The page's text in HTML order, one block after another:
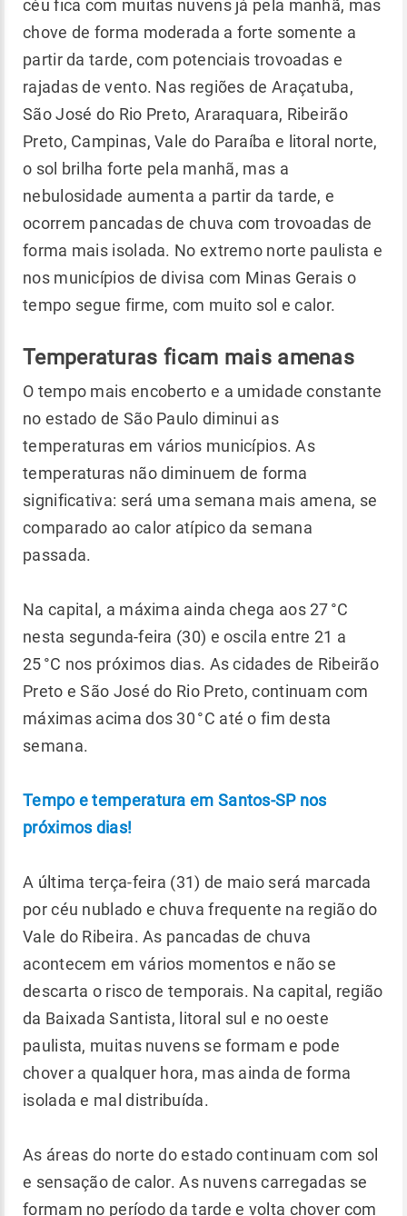
céu fica com muitas nuvens já pela manhã, mas
chove de forma moderada a forte somente a
partir da tarde, com potenciais trovoadas e
rajadas de vento. Nas regiões de Araçatuba,
São José do Rio Preto, Araraquara, Ribeirão
Preto, Campinas, Vale do Paraíba e litoral norte,
o sol brilha forte pela manhã, mas a
nebulosidade aumenta a partir da tarde, e
ocorrem pancadas de chuva com trovoadas de
forma mais isolada. No extremo norte paulista e
nos municípios de divisa com Minas Gerais o
tempo segue firme, com muito sol e calor.
Temperaturas ficam mais amenas
O tempo mais encoberto e a umidade constante
no estado de São Paulo diminui as
temperaturas em vários municípios. As
temperaturas não diminuem de forma
significativa: será uma semana mais amena, se
comparado ao calor atípico da semana
passada.
Na capital, a máxima ainda chega aos 27 °C
nesta segunda-feira (30) e oscila entre 21 a
25 °C nos próximos dias. As cidades de Ribeirão
Preto e São José do Rio Preto, continuam com
máximas acima dos 30 °C até o fim desta
semana.
Tempo e temperatura em Santos-SP nos
próximos dias!
A última terça-feira (31) de maio será marcada
por céu nublado e chuva frequente na região do
Vale do Ribeira. As pancadas de chuva
acontecem em vários momentos e não se
descarta o risco de temporais. Na capital, região
da Baixada Santista, litoral sul e no oeste
paulista, muitas nuvens se formam e pode
chover a qualquer hora, mas ainda de forma
isolada e mal distribuída.
As áreas do norte do estado continuam com sol
e sensação de calor. As nuvens carregadas se
formam no período da tarde e volta chover com